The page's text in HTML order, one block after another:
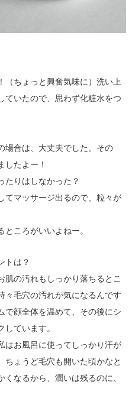
（ちょっと興奮気味に）洗い上
ていたので、思わず化粧水をつ
場合は、大丈夫でした。その
したよー！
たりはしなかった？
てマッサージ出るので、粒々が
ころがいいよねー。
トは？
肌の汚れもしっかり落ちるとこ
々毛穴の汚れが気になるんです
で顔全体を温めて、その後にシ
ています。
はお風呂に使ってしっかり汗が
ちょうど毛穴も開いた頃かなと
なるから、潤いは残るのに、